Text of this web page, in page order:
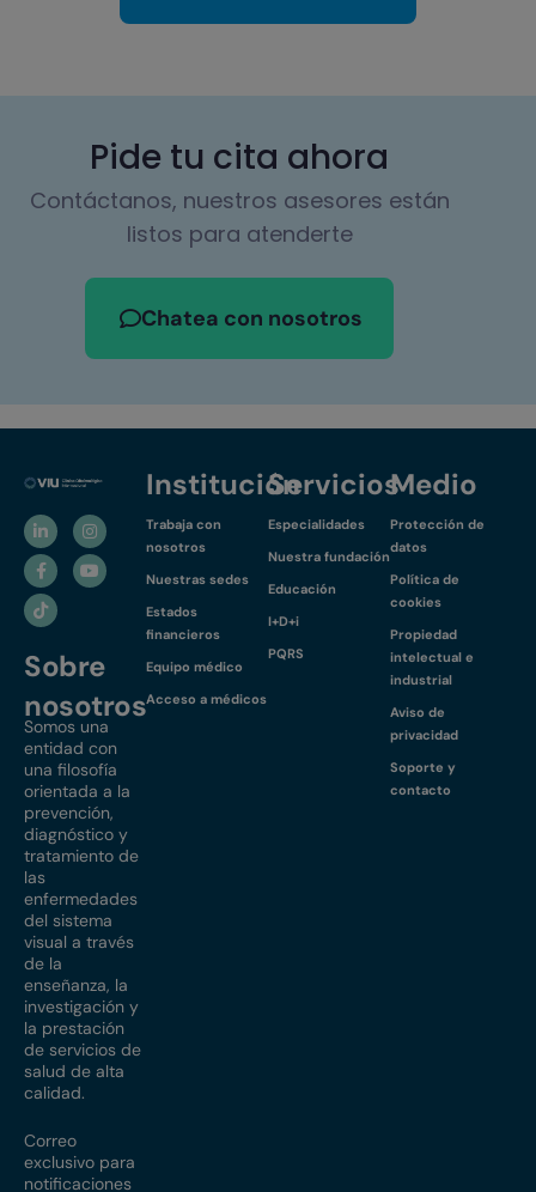
Pide tu cita ahora
Contáctanos, nuestros asesores están
listos para atenderte
Chatea con nosotros
Sobre
nosotros
Somos una
entidad con
una filosofía
orientada a la
prevención,
diagnóstico y
tratamiento de
las
enfermedades
del sistema
visual a través
de la
enseñanza, la
investigación y
la prestación
de servicios de
salud de alta
calidad.
Correo
exclusivo para
notificaciones
Institución
Trabaja con
nosotros
Nuestras sedes
Estados
financieros
Equipo médico
Acceso a médicos
Servicios
Especialidades
Nuestra fundación
Educación
I+D+i
PQRS
Medio
Protección de
datos
Política de
cookies
Propiedad
intelectual e
industrial
Aviso de
privacidad
Soporte y
contacto